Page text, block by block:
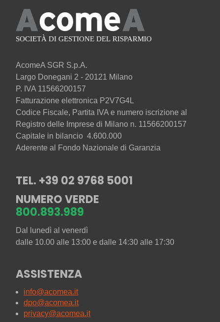
AcomeA SGR S.p.A.
Largo Donegani 2 - 20121 Milano
P. IVA 11566200157
Fatturazione elettronica P2V7G4L
Codice Fiscale, Partita IVA e numero iscrizione al
Registro delle Imprese di Milano n. 11566200157
Capitale in bilancio 4.600.000
Aderente al Fondo Nazionale di Garanzia
TEL. +39 02 9768 5001
NUMERO VERDE
800.893.989
Dal lunedì al venerdì
dalle 10.00 alle 13:00 e dalle 14:30 alle 17:30
ASSISTENZA
info@acomea.it
dpo@acomea.it
privacy@acomea.it